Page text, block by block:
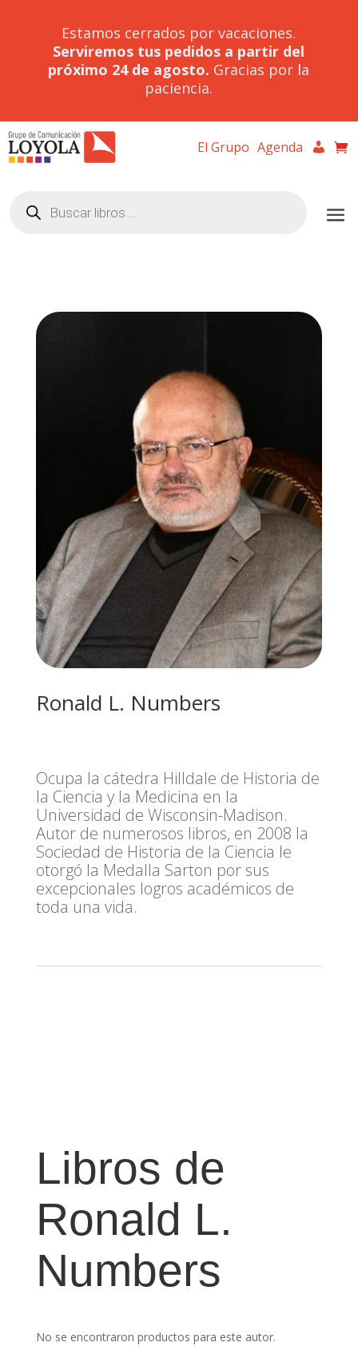
Estamos cerrados por vacaciones.
Serviremos tus pedidos a partir del
próximo 24 de agosto. Gracias por la
paciencia.
El Grupo Agenda
productos
Ronald L. Numbers
Ocupa la cátedra Hilldale de Historia de
la Ciencia y la Medicina en la
Universidad de Wisconsin-Madison.
Autor de numerosos libros, en 2008 la
Sociedad de Historia de la Ciencia le
otorgó la Medalla Sarton por sus
excepcionales logros académicos de
toda una vida.
Libros de
Ronald L.
Numbers
No se encontraron productos para este autor.